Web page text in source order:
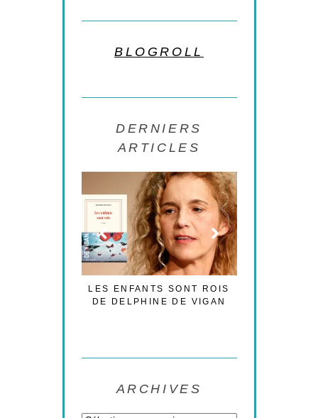
BLOGROLL
DERNIERS
ARTICLES
LES ENFANTS SONT ROIS
DE DELPHINE DE VIGAN
ARCHIVES